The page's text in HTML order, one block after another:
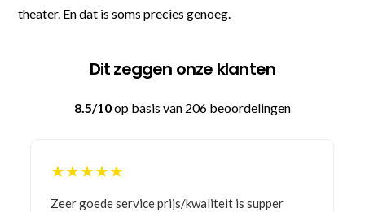
theater. En dat is soms precies genoeg.
Dit zeggen onze klanten
8.5/10op basis van 206 beoordelingen
★★★★★
Bestelling gedaan vanwege goede prijzen en